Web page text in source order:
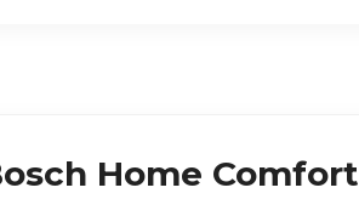
Home Comfort